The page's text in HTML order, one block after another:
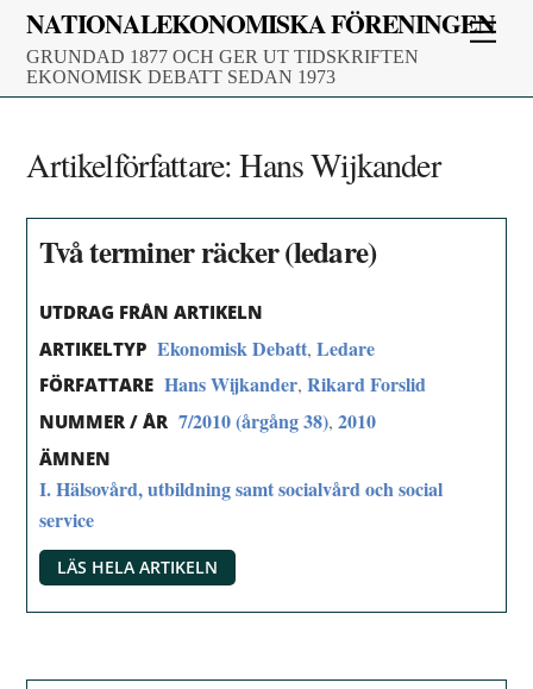
Skip
content
NATIONALEKONOMISKA FÖRENINGEN
GRUNDAD 1877 OCH GER UT TIDSKRIFTEN
EKONOMISK DEBATT SEDAN 1973
Artikelförfattare:Hans Wijkander
Två terminer räcker (ledare)
UTDRAG FRÅN ARTIKELN
ARTIKELTYP Ekonomisk Debatt,Ledare
FÖRFATTARE Hans Wijkander,Rikard Forslid
NUMMER / ÅR 7/2010 (årgång 38),2010
ÄMNEN
I. Hälsovård, utbildning samt socialvård och social
service
LÄS HELA ARTIKELN